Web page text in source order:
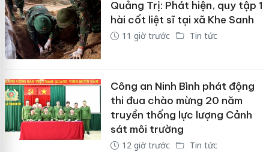
Quảng Trị: Phát hiện, quy tập 1
hài cốt liệt sĩ tại xã Khe Sanh
11 giờ trước Tin tức
Công an Ninh Bình phát động
thi đua chào mừng 20 năm
truyền thống lực lượng Cảnh
sát môi trường
12 giờ trước Tin tức